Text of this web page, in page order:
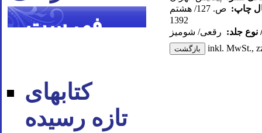
فهرست
کتابهای
تازه رسیده
چاپ:
ص. 127/ هشتم
1392
جلد: رقعی/ شومیز
inkl. MwSt.,